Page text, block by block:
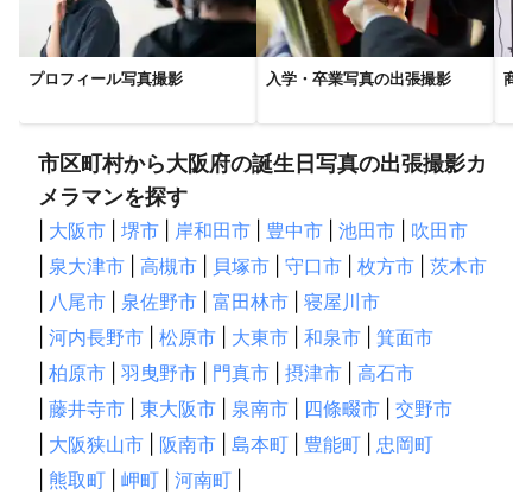
サプライズパーティーを写真で記録したい方
大切な家族や友人との誕生日を、美しい写真で振り返りたい方
これまでの実績
実績の多い映像ジャンル：
2022年3月 〜 現在
UNIT BASE株式会社：講師担当
受講生の目標や目的をヒアリングし、最適なプランニングを行
い、目標達成のためにサポート。講師の育成やフォローを担当す
るSV業務も兼務。
2022年4月 〜 現在
有限会社TSP（業務委託）：ディレクション業務・編集担当
主にデジタルサイネージ広告を担当。撮影から編集までの一貫業
務を担当し、クライアントとの信頼関係を築く。
2017年4月 〜 2021年
東芝テックソリューションサービス株式会社：カスタマーエンジ
ニア（CE）
POSシステム、デジタル複合機、自動認識システム、インクジェ
プロフィール写真撮影 入学・卒業写真の出張撮影 商
市区町村から大阪府の誕生日写真の出張撮影カ
メラマンを探す
大阪市 堺市 岸和田市 豊中市 池田市
吹田市
泉大津市 高槻市 貝塚市 守口市 枚方市
茨木市
八尾市 泉佐野市 富田林市
寝屋川市
河内長野市 松原市 大東市 和泉市
箕面市
柏原市 羽曳野市 門真市 摂津市
高石市
藤井寺市 東大阪市 泉南市 四條畷市
交野市
大阪狭山市 阪南市 島本町 豊能町
忠岡町
熊取町 岬町 河南町